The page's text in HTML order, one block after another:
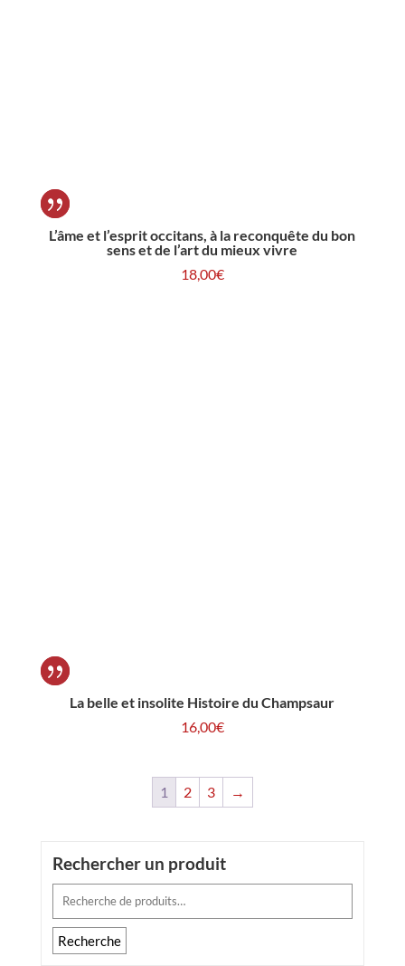
L’âme et l’esprit occitans, à la reconquête du bon
sens et de l’art du mieux vivre
18,00€
La belle et insolite Histoire du Champsaur
16,00€
1 2 3 →
Rechercher un produit
Recherche
pour :
Recherche